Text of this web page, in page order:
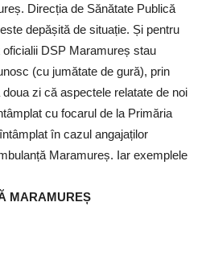
Direcția de Sănătate Publică
depășită de situație. Și pentru
DSP Maramureș stau
(cu jumătate de gură), prin
zi că aspectele relatate de noi
cu focarul de la Primăria
în cazul angajaților
Maramureș. Iar exemplele
MARAMUREȘ